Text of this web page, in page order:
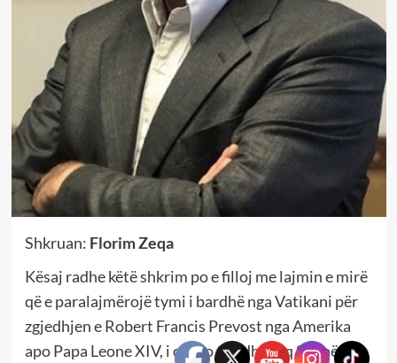
Shkruan: Florim Zeqa
Kësaj radhe këtë shkrim po e filloj me lajmin e mirë
që e paralajmërojë tymi i bardhë nga Vatikani për
zgjedhjen e Robert Francis Prevost nga Amerika
apo Papa Leone XIV, i cili do ta udhëheq Selinë e